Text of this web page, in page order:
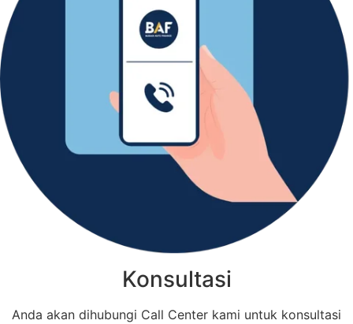
Konsultasi
Anda akan dihubungi Call Center kami untuk konsultasi